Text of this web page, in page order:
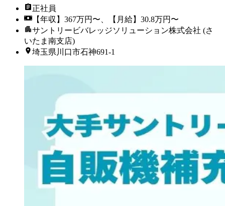
正社員
【年収】367万円〜、【月給】30.8万円〜
サントリービバレッジソリューション株式会社 (さ
いたま南支店)
埼玉県川口市石神691-1